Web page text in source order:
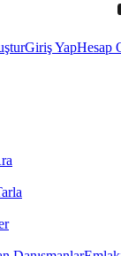
Giriş YapHesap